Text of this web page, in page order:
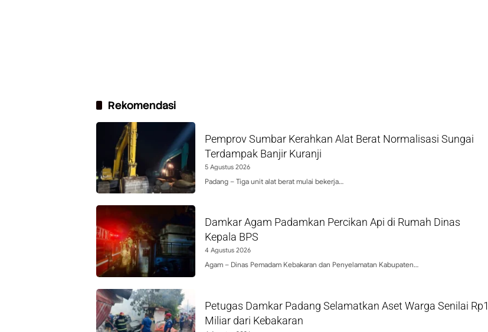
Rekomendasi
Pemprov Sumbar Kerahkan Alat Berat Normalisasi Sungai
Terdampak Banjir Kuranji
5 Agustus 2026
Padang – Tiga unit alat berat mulai bekerja…
Damkar Agam Padamkan Percikan Api di Rumah Dinas
Kepala BPS
4 Agustus 2026
Agam – Dinas Pemadam Kebakaran dan Penyelamatan Kabupaten…
Petugas Damkar Padang Selamatkan Aset Warga Senilai Rp1
Miliar dari Kebakaran